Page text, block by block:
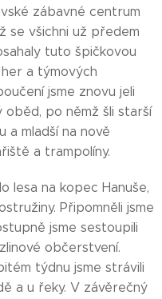
zábavné centrum
se všichni už předem
tuto špičkovou
a týmových
jsme znovu jeli
po němž šli starší
a mladší na nově
a trampolíny.
lesa na kopec Hanuše,
Připomněli jsme
jsme sestoupili
občerstvení.
týdnu jsme strávili
a u řeky. V závěrečný